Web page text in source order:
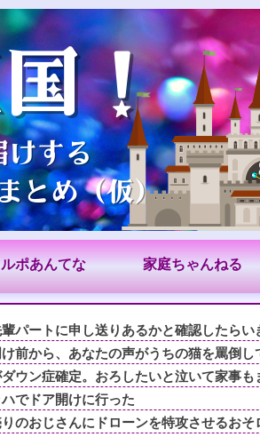
ポあんてな 家庭ちゃんねる
パートに申し送りあるかと確認したら
け前から、あなたの声がうちの猫を罵倒
ウン症確定。おろしたいと泣いて家事
でドア開けに行った
りのおじさんにドローンを特攻させるおそ